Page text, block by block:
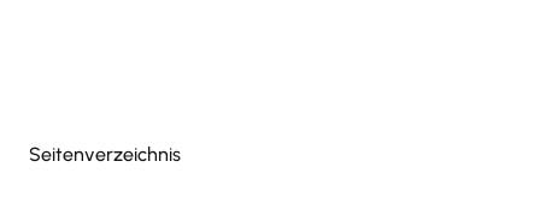
Seitenverzeichnis